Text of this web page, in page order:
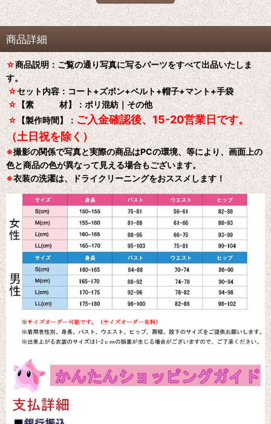
商品詳細
☆商品説明：ご覧の通り写真に写るパーツをすべて出品いたしま
す。
☆セット内容：コート+ズボン+ベルト+帽子+マント+手袋
☆【素 材】：ポリ混紡｜その他
☆【製作時間】：ご入金確認後、15-20営業日です。
（土日祝を除く）
※撮影の関係で写真と実際の商品はPCの環境、等により、画面上の
色と商品の色が異なって見える場合もございます。
※衣装の洗濯は、ドライクリーニングをおススメします！